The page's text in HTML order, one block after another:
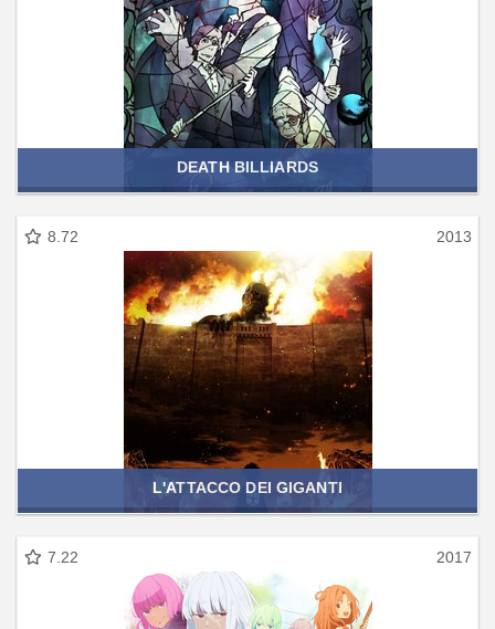
DEATH BILLIARDS
8.72 2013
L'ATTACCO DEI GIGANTI
7.22 2017